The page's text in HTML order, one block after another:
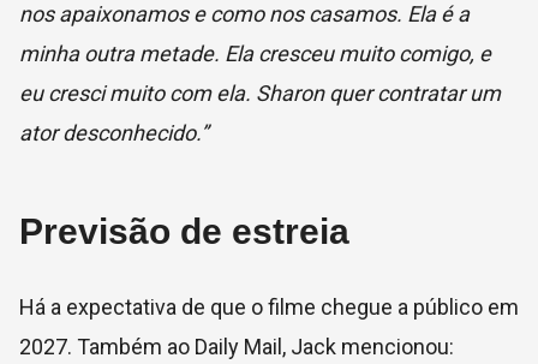
nos apaixonamos e como nos casamos. Ela é a
minha outra metade. Ela cresceu muito comigo, e
eu cresci muito com ela. Sharon quer contratar um
ator desconhecido.”
Previsão de estreia
Há a expectativa de que o filme chegue a público em
2027. Também ao Daily Mail, Jack mencionou: